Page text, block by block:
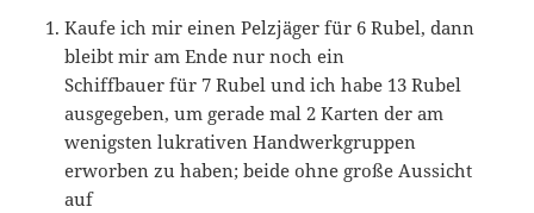
Kaufe ich mir einen Pelzjäger für 6 Rubel, dann
bleibt mir am Ende nur noch ein
Schiffbauer für 7 Rubel und ich habe 13 Rubel
ausgegeben, um gerade mal 2 Karten der am
wenigsten lukrativen Handwerkgruppen
erworben zu haben; beide ohne große Aussicht
auf